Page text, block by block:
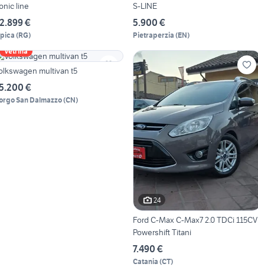
line
€
(RG)
S-LINE
5.900 €
Pietraperzia (EN)
Vetrina
multivan t5
€
San Dalmazzo(CN)
24
Ford C-Max C-Max7 2.0 TDCi 115CV
Powershift Titani
7.490 €
Catania (CT)